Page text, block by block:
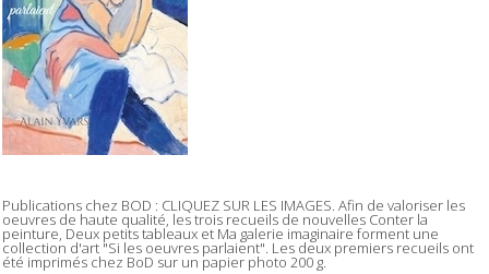
Publications chez BOD : CLIQUEZ SUR LES IMAGES. Afin de valoriser les
oeuvres de haute qualité, les trois recueils de nouvelles Conter la
peinture, Deux petits tableaux et Ma galerie imaginaire forment une
collection d'art "Si les oeuvres parlaient". Les deux premiers recueils ont
été imprimés chez BoD sur un papier photo 200 g.